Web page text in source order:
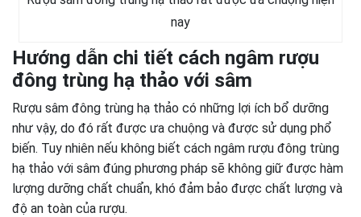
nay
Hướng dẫn chi tiết cách ngâm rượu
đông trùng hạ thảo với sâm
Rượu sâm đông trùng hạ thảo có những lợi ích bổ dưỡng
như vậy, do đó rất được ưa chuộng và được sử dụng phổ
biến. Tuy nhiên nếu không biết cách ngâm rượu đông trùng
hạ thảo với sâm đúng phương pháp sẽ không giữ được hàm
lượng dưỡng chất chuẩn, khó đảm bảo được chất lượng và
độ an toàn của rượu.